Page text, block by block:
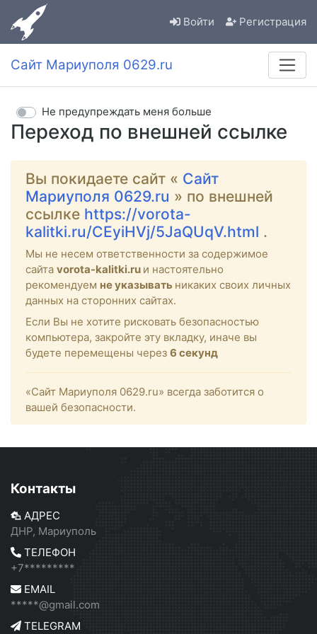
Войти Регистрация
Сайт Мариуполя 0629.ru
Переход по внешней ссылке
Не предупреждать меня больше
Вы покидаете сайт « Сайт
Мариуполя 0629.ru » по внешней
ссылке https://vorota-
kalitki.ru/CEyiHVj/5JaQUqV.html .
Мы не несем ответственности за содержимое
сайта vorota-kalitki.ru и настоятельно
рекомендуем не указывать никаких своих личных
данных на сторонних сайтах.
Если Вы не хотите рисковать безопасностью
компьютера, закройте эту вкладку, иначе вы
будете перемещены через 6 секунд
«Сайт Мариуполя 0629.ru» всегда заботится о
вашей безопасности.
Контакты
АДРЕС
ДНР, Мариуполь
ТЕЛЕФОН
+7*********
EMAIL
*****@gmail.com
TELEGRAM